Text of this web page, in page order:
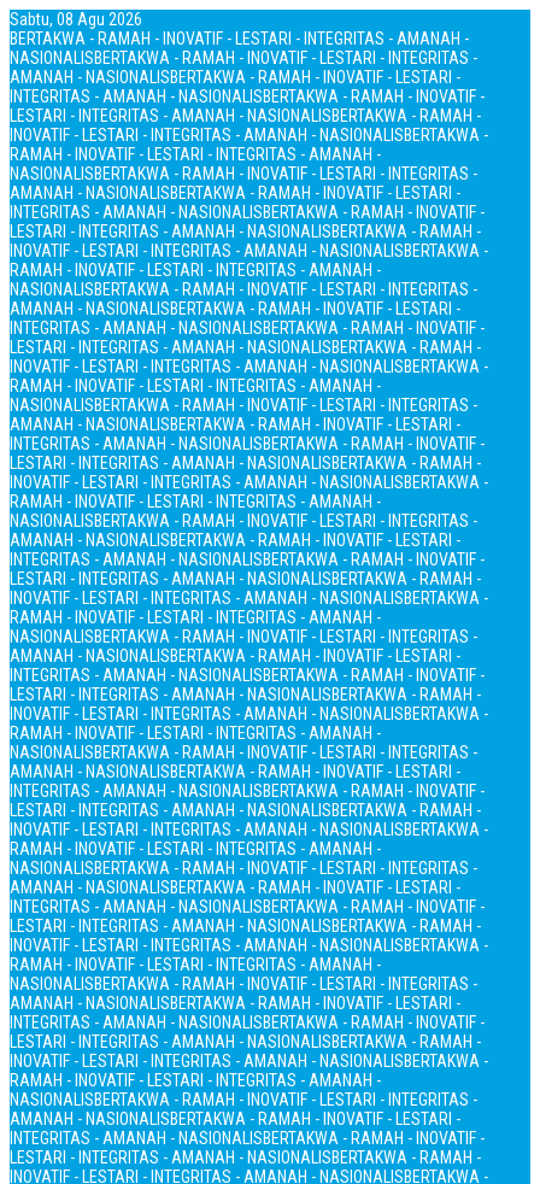
Sabtu, 08 Agu 2026
BERTAKWA - RAMAH - INOVATIF - LESTARI - INTEGRITAS - AMANAH -
NASIONALISBERTAKWA - RAMAH - INOVATIF - LESTARI - INTEGRITAS -
AMANAH - NASIONALISBERTAKWA - RAMAH - INOVATIF - LESTARI -
INTEGRITAS - AMANAH - NASIONALISBERTAKWA - RAMAH - INOVATIF -
LESTARI - INTEGRITAS - AMANAH - NASIONALISBERTAKWA - RAMAH -
INOVATIF - LESTARI - INTEGRITAS - AMANAH - NASIONALISBERTAKWA -
RAMAH - INOVATIF - LESTARI - INTEGRITAS - AMANAH -
NASIONALISBERTAKWA - RAMAH - INOVATIF - LESTARI - INTEGRITAS -
AMANAH - NASIONALISBERTAKWA - RAMAH - INOVATIF - LESTARI -
INTEGRITAS - AMANAH - NASIONALISBERTAKWA - RAMAH - INOVATIF -
LESTARI - INTEGRITAS - AMANAH - NASIONALISBERTAKWA - RAMAH -
INOVATIF - LESTARI - INTEGRITAS - AMANAH - NASIONALISBERTAKWA -
RAMAH - INOVATIF - LESTARI - INTEGRITAS - AMANAH -
NASIONALISBERTAKWA - RAMAH - INOVATIF - LESTARI - INTEGRITAS -
AMANAH - NASIONALISBERTAKWA - RAMAH - INOVATIF - LESTARI -
INTEGRITAS - AMANAH - NASIONALISBERTAKWA - RAMAH - INOVATIF -
LESTARI - INTEGRITAS - AMANAH - NASIONALISBERTAKWA - RAMAH -
INOVATIF - LESTARI - INTEGRITAS - AMANAH - NASIONALISBERTAKWA -
RAMAH - INOVATIF - LESTARI - INTEGRITAS - AMANAH -
NASIONALISBERTAKWA - RAMAH - INOVATIF - LESTARI - INTEGRITAS -
AMANAH - NASIONALISBERTAKWA - RAMAH - INOVATIF - LESTARI -
INTEGRITAS - AMANAH - NASIONALISBERTAKWA - RAMAH - INOVATIF -
LESTARI - INTEGRITAS - AMANAH - NASIONALISBERTAKWA - RAMAH -
INOVATIF - LESTARI - INTEGRITAS - AMANAH - NASIONALISBERTAKWA -
RAMAH - INOVATIF - LESTARI - INTEGRITAS - AMANAH -
NASIONALISBERTAKWA - RAMAH - INOVATIF - LESTARI - INTEGRITAS -
AMANAH - NASIONALISBERTAKWA - RAMAH - INOVATIF - LESTARI -
INTEGRITAS - AMANAH - NASIONALISBERTAKWA - RAMAH - INOVATIF -
LESTARI - INTEGRITAS - AMANAH - NASIONALISBERTAKWA - RAMAH -
INOVATIF - LESTARI - INTEGRITAS - AMANAH - NASIONALISBERTAKWA -
RAMAH - INOVATIF - LESTARI - INTEGRITAS - AMANAH -
NASIONALISBERTAKWA - RAMAH - INOVATIF - LESTARI - INTEGRITAS -
AMANAH - NASIONALISBERTAKWA - RAMAH - INOVATIF - LESTARI -
INTEGRITAS - AMANAH - NASIONALISBERTAKWA - RAMAH - INOVATIF -
LESTARI - INTEGRITAS - AMANAH - NASIONALISBERTAKWA - RAMAH -
INOVATIF - LESTARI - INTEGRITAS - AMANAH - NASIONALISBERTAKWA -
RAMAH - INOVATIF - LESTARI - INTEGRITAS - AMANAH -
NASIONALISBERTAKWA - RAMAH - INOVATIF - LESTARI - INTEGRITAS -
AMANAH - NASIONALISBERTAKWA - RAMAH - INOVATIF - LESTARI -
INTEGRITAS - AMANAH - NASIONALISBERTAKWA - RAMAH - INOVATIF -
LESTARI - INTEGRITAS - AMANAH - NASIONALISBERTAKWA - RAMAH -
INOVATIF - LESTARI - INTEGRITAS - AMANAH - NASIONALISBERTAKWA -
RAMAH - INOVATIF - LESTARI - INTEGRITAS - AMANAH -
NASIONALISBERTAKWA - RAMAH - INOVATIF - LESTARI - INTEGRITAS -
AMANAH - NASIONALISBERTAKWA - RAMAH - INOVATIF - LESTARI -
INTEGRITAS - AMANAH - NASIONALISBERTAKWA - RAMAH - INOVATIF -
LESTARI - INTEGRITAS - AMANAH - NASIONALISBERTAKWA - RAMAH -
INOVATIF - LESTARI - INTEGRITAS - AMANAH - NASIONALISBERTAKWA -
RAMAH - INOVATIF - LESTARI - INTEGRITAS - AMANAH -
NASIONALISBERTAKWA - RAMAH - INOVATIF - LESTARI - INTEGRITAS -
AMANAH - NASIONALISBERTAKWA - RAMAH - INOVATIF - LESTARI -
INTEGRITAS - AMANAH - NASIONALISBERTAKWA - RAMAH - INOVATIF -
LESTARI - INTEGRITAS - AMANAH - NASIONALISBERTAKWA - RAMAH -
INOVATIF - LESTARI - INTEGRITAS - AMANAH - NASIONALISBERTAKWA -
RAMAH - INOVATIF - LESTARI - INTEGRITAS - AMANAH -
NASIONALISBERTAKWA - RAMAH - INOVATIF - LESTARI - INTEGRITAS -
AMANAH - NASIONALISBERTAKWA - RAMAH - INOVATIF - LESTARI -
INTEGRITAS - AMANAH - NASIONALISBERTAKWA - RAMAH - INOVATIF -
LESTARI - INTEGRITAS - AMANAH - NASIONALISBERTAKWA - RAMAH -
INOVATIF - LESTARI - INTEGRITAS - AMANAH - NASIONALISBERTAKWA -